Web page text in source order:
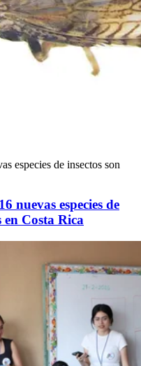
especies de insectos son
nuevas especies de
en Costa Rica